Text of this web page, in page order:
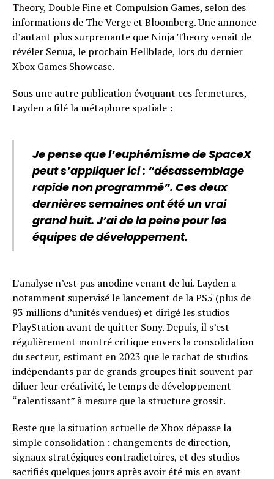
Theory, Double Fine et Compulsion Games, selon des
informations de The Verge et Bloomberg. Une annonce
d’autant plus surprenante que Ninja Theory venait de
révéler Senua, le prochain Hellblade, lors du dernier
Xbox Games Showcase.
Sous une autre publication évoquant ces fermetures,
Layden a filé la métaphore spatiale :
Je pense que l’euphémisme de SpaceX
peut s’appliquer ici : “désassemblage
rapide non programmé”. Ces deux
dernières semaines ont été un vrai
grand huit. J’ai de la peine pour les
équipes de développement.
L’analyse n’est pas anodine venant de lui. Layden a
notamment supervisé le lancement de la PS5 (plus de
93 millions d’unités vendues) et dirigé les studios
PlayStation avant de quitter Sony. Depuis, il s’est
régulièrement montré critique envers la consolidation
du secteur, estimant en 2023 que le rachat de studios
indépendants par de grands groupes finit souvent par
diluer leur créativité, le temps de développement
“ralentissant” à mesure que la structure grossit.
Reste que la situation actuelle de Xbox dépasse la
simple consolidation : changements de direction,
signaux stratégiques contradictoires, et des studios
sacrifiés quelques jours après avoir été mis en avant